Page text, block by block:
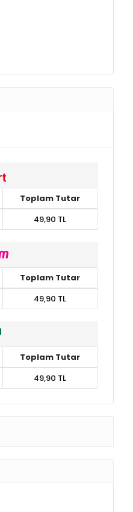
Toplam Tutar
49,90 TL
Toplam Tutar
49,90 TL
Toplam Tutar
49,90 TL